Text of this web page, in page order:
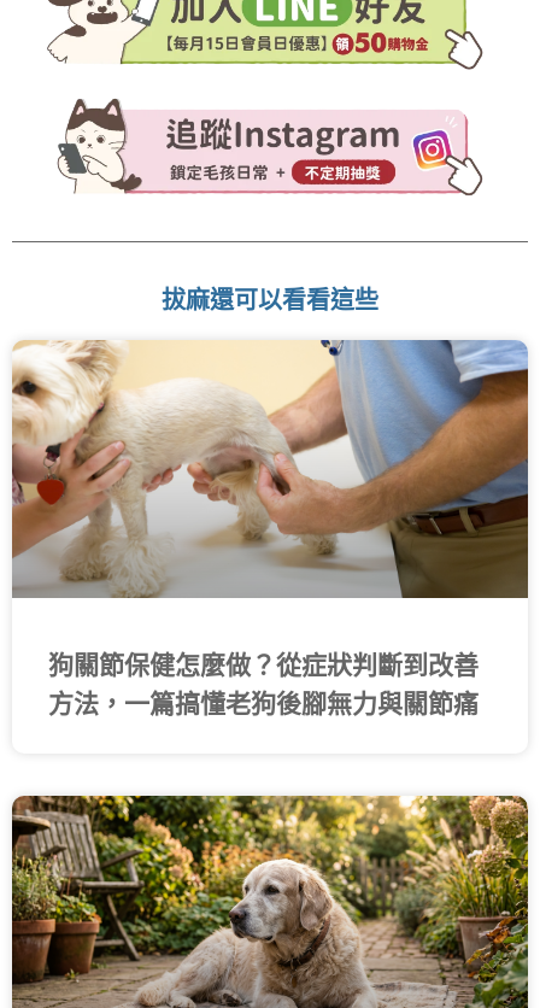
拔麻還可以看看這些
狗關節保健怎麼做？從症狀判斷到改善
方法，一篇搞懂老狗後腳無力與關節痛
面
面
面
頁
面